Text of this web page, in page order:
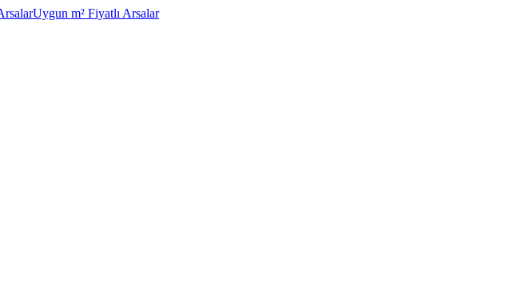
Uygun m² Fiyatlı Arsalar